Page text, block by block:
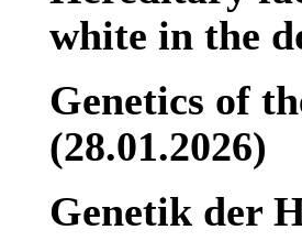
white in the
Genetics of
(28.01.2026)
Genetik der